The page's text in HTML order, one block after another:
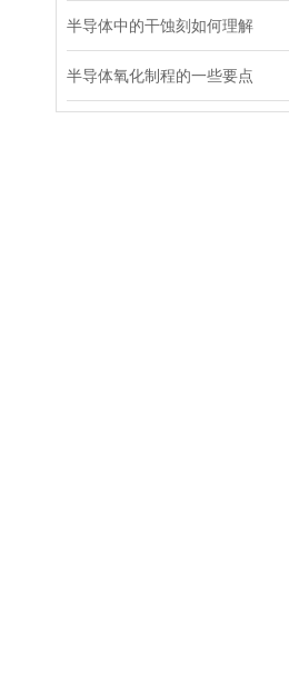
半导体中的干蚀刻如何理解
半导体氧化制程的一些要点